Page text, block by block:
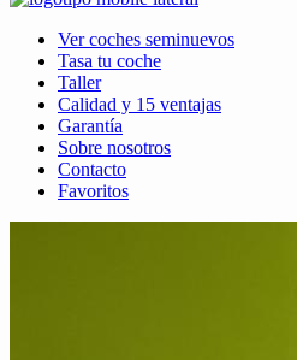
Ver coches seminuevos
Tasa tu coche
Taller
Calidad y 15 ventajas
Garantía
Sobre nosotros
Contacto
Favoritos